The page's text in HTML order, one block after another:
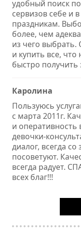
удобный поиск по
сервизов себе и
праздникам.
более, чем
из чего
и купить все,
быстро получить
Каролина
Пользуюсь
с марта 2011г.
и оперативность
девочки-
диалог, всегда
посоветуют.
всегда радует.
всех благ!!!